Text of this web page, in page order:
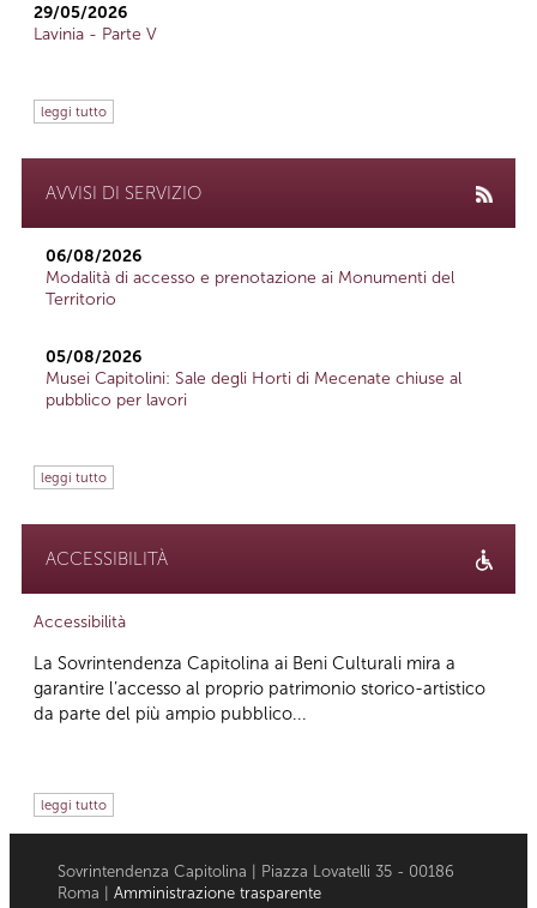
29/05/2026
Lavinia - Parte V
leggi tutto
AVVISI DI SERVIZIO
06/08/2026
Modalità di accesso e prenotazione ai Monumenti del
Territorio
05/08/2026
Musei Capitolini: Sale degli Horti di Mecenate chiuse al
pubblico per lavori
leggi tutto
ACCESSIBILITÀ
Accessibilità
La Sovrintendenza Capitolina ai Beni Culturali mira a
garantire l’accesso al proprio patrimonio storico-artistico
da parte del più ampio pubblico...
leggi tutto
Sovrintendenza Capitolina | Piazza Lovatelli 35 - 00186
Roma | Amministrazione trasparente